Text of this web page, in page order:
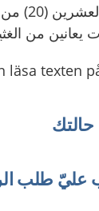
حوالي
يعانين من
حالتك
عليّ طلب